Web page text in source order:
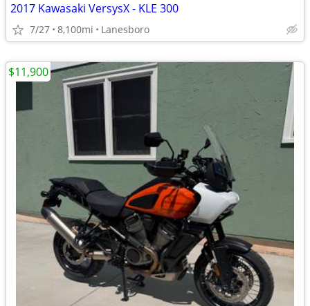
2017 Kawasaki VersysX - KLE 300
7/27 8,100mi Lanesboro
$11,900